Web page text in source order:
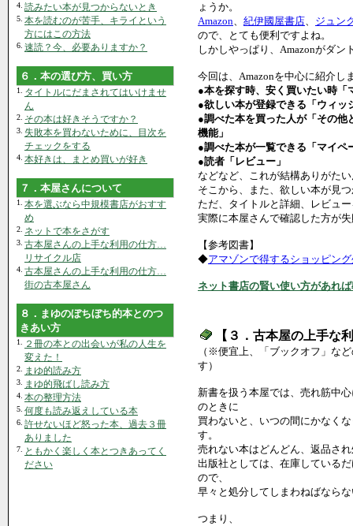
4. 読みたい本が見つからないとき
5. 本を読むのが苦手、キライという
方にはこの方法
6. 速読？今、必要ありますか？
６．本の選び方、買い方
1.
タイトルにだまされてはいけませ
ん
2. その本は好きそうですか？
3. 失敗本を買わないために、目次を
チェックをする
4. 本好きは、まとめ買いが好き
７．本屋さんについて
1.
本を選ぶなら中規模書店がおすす
め
2. ネットで本をさがす
3. 古本屋さんの上手な利用の仕方…
リサイクル店
4. 古本屋さんの上手な利用の仕方…
街の古本屋さん
８．まゆのぼちぼち的本とのつ
きあい方
1.
２冊の本との出会いが私の人生を
変えた！
2. まゆ的読み方
3. まゆ的飛ばし読み方
4. 本の整理方法
5. 何度も読み返えしている本
6. 許せないほど怒った本、過去３冊
ありました
7.
ともかく楽しく本とつきあってく
ださい
ょうか。
Amazon、 紀伊國屋書店、 ジュン
ので、とても便利ですよね。
しかしやっぱり、Amazonがダ
今回は、Amazonを中心に紹介し
●本を探す時、安く買いたい時「
●欲しい本が登録できる「ウィッ
●調べた本を買った人が「その他
機能」
●調べた本が一覧できる「マイペ
●読者「レビュー」
などなど、これが結構ありがた
そこから、また、欲しい本が見
ただ、タイトルと詳細、レビュ
実際に本屋さんで確認した方が
【参考図書】
◆アマゾンで得するショッピン
ネット書店の賢い使い方があれ
【３．古本屋の上手な
（※便宜上、「ブックオフ」な
す）
新書を扱う本屋では、売れ筋中
のときに
買わないと、いつの間にかなく
す。
売れない本はどんどん、返品さ
出版社としては、在庫している
ので、
早々と処分してしまわねばなら
つまり、